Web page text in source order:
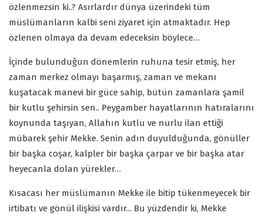
özlenmezsin ki..? Asırlardır dünya üzerindeki tüm
müslümanların kalbi seni ziyaret için atmaktadır. Hep
özlenen olmaya da devam edeceksin böylece…
İçinde bulunduğun dönemlerin ruhuna tesir etmiş, her
zaman merkez olmayı başarmış, zaman ve mekanı
kuşatacak manevi bir güce sahip, bütün zamanlara şamil
bir kutlu şehirsin sen.. Peygamber hayatlarının hatıralarını
koynunda taşıyan, Allahın kutlu ve nurlu ilan ettiği
mübarek şehir Mekke. Senin adın duyulduğunda, gönüller
bir başka coşar, kalpler bir başka çarpar ve bir başka atar
heyecanla dolan yürekler…
Kısacası her müslümanın Mekke ile bitip tükenmeyecek bir
irtibatı ve gönül ilişkisi vardır... Bu yüzdendir ki, Mekke